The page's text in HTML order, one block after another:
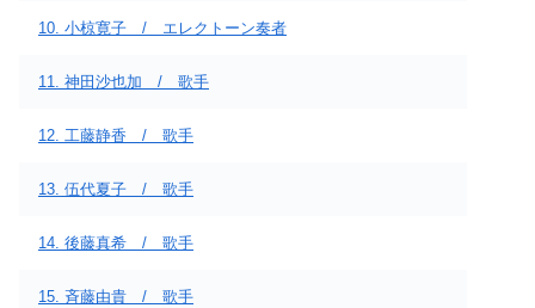
10. 小椋寛子 / エレクトーン奏者
11. 神田沙也加 / 歌手
12. 工藤静香 / 歌手
13. 伍代夏子 / 歌手
14. 後藤真希 / 歌手
15. 斉藤由貴 / 歌手